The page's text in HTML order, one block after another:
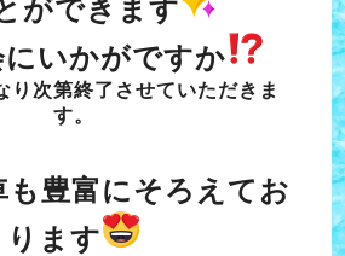
ができます
にいかがですか
次第終了させていただきま
す。
も豊富にそろえてお
ります